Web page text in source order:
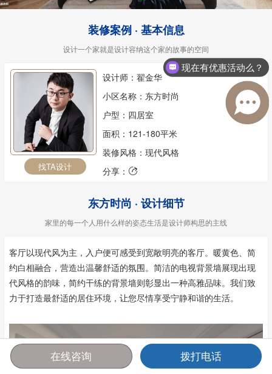
装修案例 · 基本信息
设计一个家就是设计容纳这个家的故事的空间
找TA设计
设计师：翟金华
小区名称：东方时尚
户型：四居室
面积：121-180平米
装修风格：现代风格
分享： 
东方时尚 · 设计细节
家里的每一个人用什么样的姿态生活是设计师构思的主线
客厅以现代风为主，入户便可感受到宽敞明亮的客厅。暖黄色、简
约白相融合，营造出温馨舒适的氛围。简洁的电视背景墙展现出现
代风格的韵味，简约干练的背景墙则彰显出一种高雅品味。我们致
力于打造最舒适的居住环境，让您尽情享受宁静和谐的生活。
首页 报价 电话 咨询
现在有优惠活动么？
在线咨询 拨打电话